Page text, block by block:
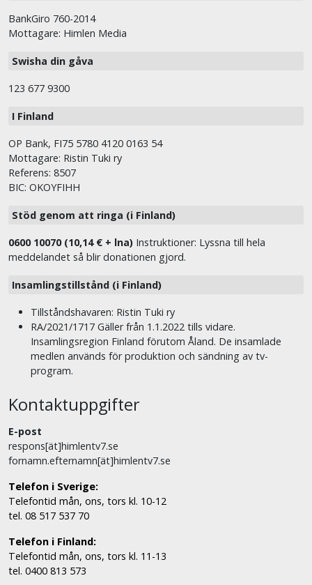
BankGiro 760-2014
Mottagare: Himlen Media
Swisha din gåva
123 677 9300
I Finland
OP Bank, FI75 5780 4120 0163 54
Mottagare: Ristin Tuki ry
Referens: 8507
BIC: OKOYFIHH
Stöd genom att ringa (i Finland)
0600 10070 (10,14 € + lna) Instruktioner: Lyssna till hela
meddelandet så blir donationen gjord.
Insamlingstillstånd (i Finland)
Tillståndshavaren: Ristin Tuki ry
RA/2021/1717 Gäller från 1.1.2022 tills vidare.
Insamlingsregion Finland förutom Åland. De insamlade
medlen används för produktion och sändning av tv-
program.
Kontaktuppgifter
E-post
respons[ät]himlentv7.se
fornamn.efternamn[ät]himlentv7.se
Telefon i Sverige:
Telefontid mån, ons, tors kl. 10-12
tel. 08 517 537 70
Telefon i Finland:
Telefontid mån, ons, tors kl. 11-13
tel. 0400 813 573